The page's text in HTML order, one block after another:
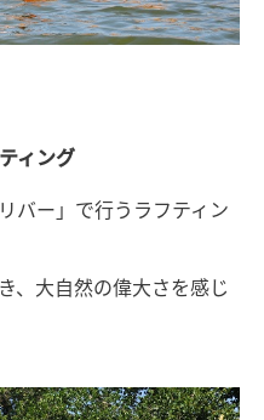
ィング
バー」で行うラフティン
、大自然の偉大さを感じ